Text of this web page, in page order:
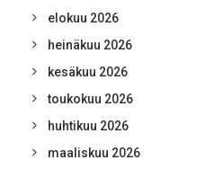
elokuu 2026
heinäkuu 2026
kesäkuu 2026
toukokuu 2026
huhtikuu 2026
maaliskuu 2026